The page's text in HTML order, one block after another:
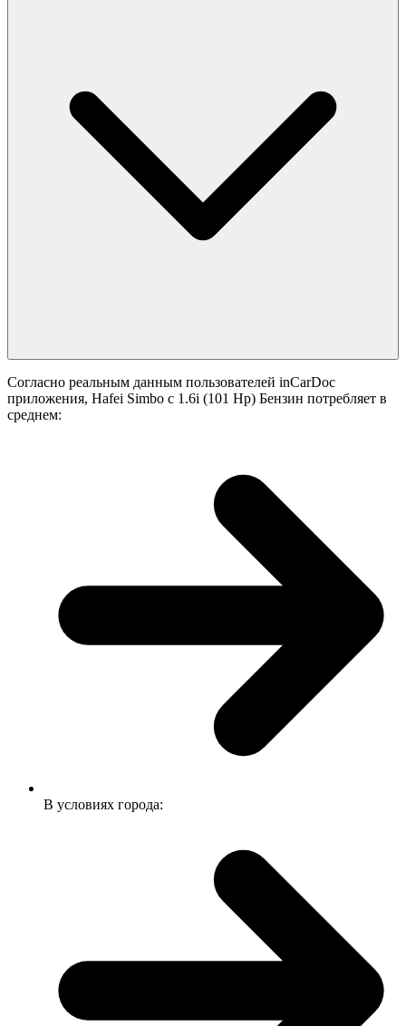
Согласно реальным данным пользователей inCarDoc
приложения, Hafei Simbo с 1.6i (101 Hp) Бензин потребляет в
среднем:
В условиях города: